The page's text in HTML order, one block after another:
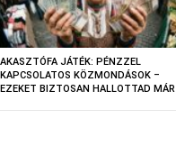
AKASZTÓFA JÁTÉK: PÉNZZEL
KAPCSOLATOS KÖZMONDÁSOK –
EZEKET BIZTOSAN HALLOTTAD MÁR